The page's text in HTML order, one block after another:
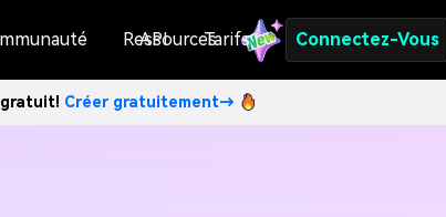
Ressources
API Tarifs Connectez-Vous
gratuit! Créer gratuitement→